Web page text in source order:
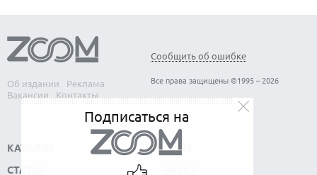
Об издании
Реклама
Вакансии
Контакты
Сообщить об ошибке
Все права защищены ©1995 – 2026
КАТАЛОГ
СТАТЬИ
СОФТ
Подписаться на